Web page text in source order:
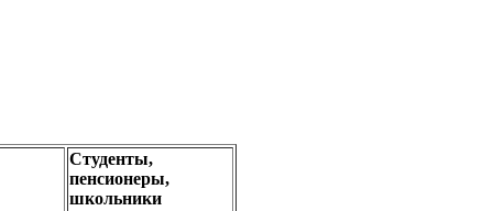
Студенты,
пенсионеры,
школьники